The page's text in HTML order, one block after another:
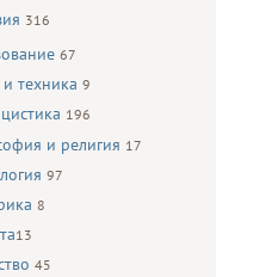
316
67
техника 9
196
и религия 17
97
8
13
45